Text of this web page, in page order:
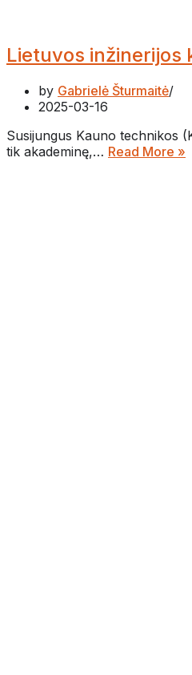
Lietuvos inžinerijos
by Gabrielė Šturmaitė
2025-03-16
Susijungus Kauno technikos
tik akademinę,… Read More »